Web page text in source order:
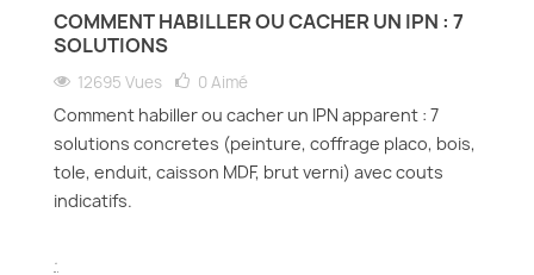
COMMENT HABILLER OU CACHER UN IPN : 7
SOLUTIONS
12695 Vues 0 Aimé
Comment habiller ou cacher un IPN apparent : 7
solutions concretes (peinture, coffrage placo, bois,
tole, enduit, caisson MDF, brut verni) avec couts
indicatifs.
.